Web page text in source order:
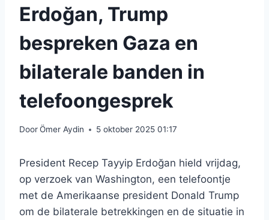
Erdoğan, Trump
bespreken Gaza en
bilaterale banden in
telefoongesprek
DoorÖmer Aydin 5 oktober 2025 01:17
President Recep Tayyip Erdoğan hield vrijdag,
op verzoek van Washington, een telefoontje
met de Amerikaanse president Donald Trump
om de bilaterale betrekkingen en de situatie in